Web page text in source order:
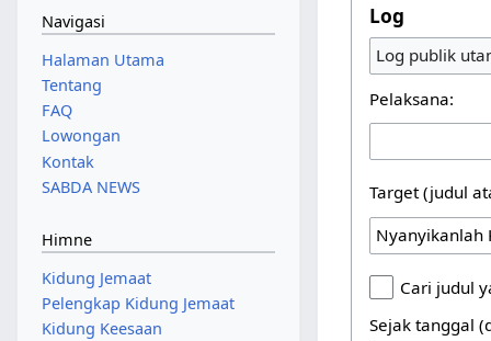
Log
Log publik
Pelaksana:
Target (judul
Cari judul
Sejak tanggal
Navigasi
Halaman Utama
Tentang
FAQ
Lowongan
Kontak
SABDA NEWS
Himne
Kidung Jemaat
Pelengkap Kidung Jemaat
Kidung Keesaan